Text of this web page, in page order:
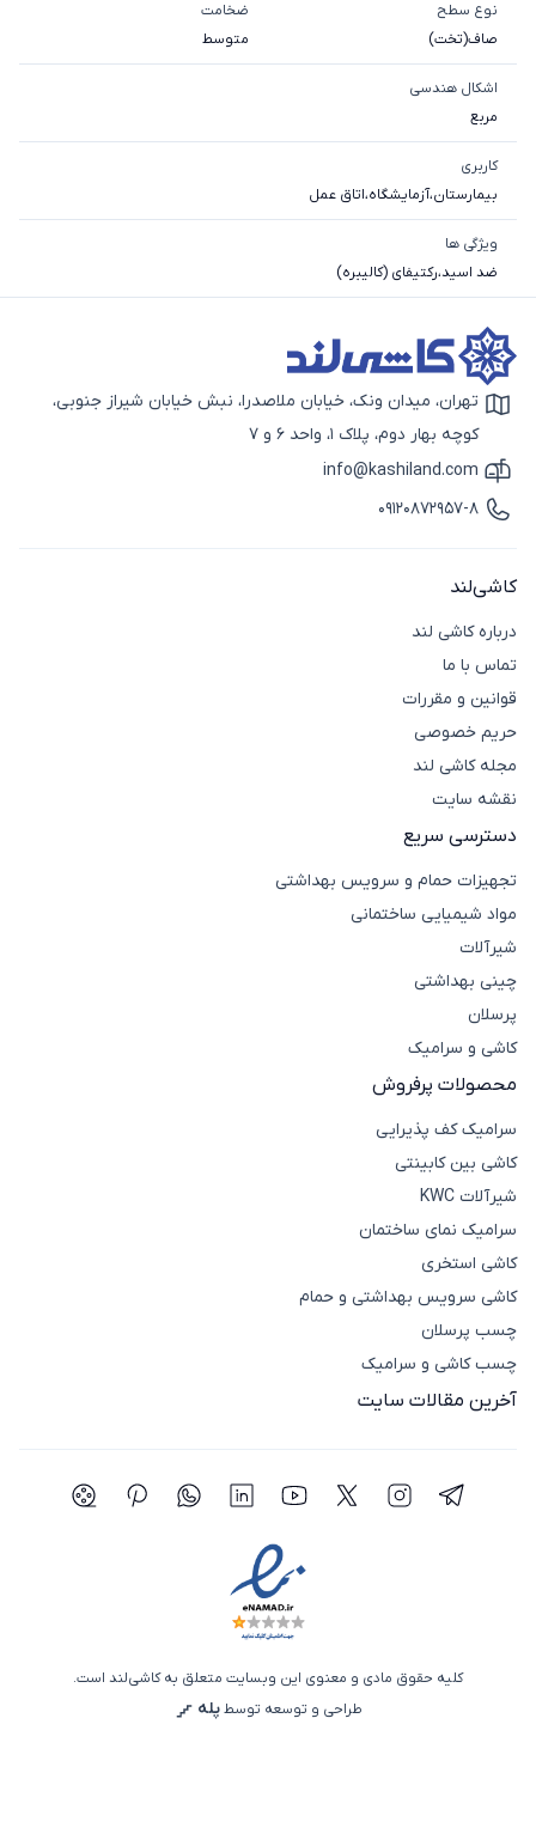
نوع سطح
صاف(تخت)
ضخامت
متوسط
اشکال هندسی
مربع
کاربری
بیمارستان،آزمایشگاه،اتاق عمل
ویژگی ها
ضد اسید،رکتیفای (کالیبره)
آیکون نقشه
تهران، میدان ونک، خیابان ملاصدرا، نبش خیابان شیراز جنوبی،
کوچه بهار دوم، پلاک 1، واحد 6 و 7
آیکون ایمیل
info@kashiland.com
آیکون تماس
09120872957-8
کاشی‌لند
درباره کاشی لند
تماس با ما
قوانین و مقررات
حریم خصوصی
مجله کاشی لند
نقشه سایت
دسترسی سریع
تجهیزات حمام و سرویس بهداشتی
مواد شیمیایی ساختمانی
شیرآلات
چینی بهداشتی
پرسلان
کاشی و سرامیک
محصولات پرفروش
سرامیک کف پذیرایی
کاشی بین کابینتی
شیرآلات KWC
سرامیک نمای ساختمان
کاشی استخری
کاشی سرویس بهداشتی و حمام
چسب پرسلان
چسب کاشی و سرامیک
آخرین مقالات سایت
کلیه حقوق مادی و معنوی این وبسایت متعلق به کاشی‌لند است.
طراحی و توسعه توسطپله
شبکه اجتماعی تلگرام
شبکه اجتماعی اینستاگرام
شبکه اجتماعی توییتر(ایکس)
شبکه اجتماعی یوتیوب
شبکه اجتماعی لینکدین
شبکه اجتماعی واتساپ
شبکه اجتماعی
شبکه